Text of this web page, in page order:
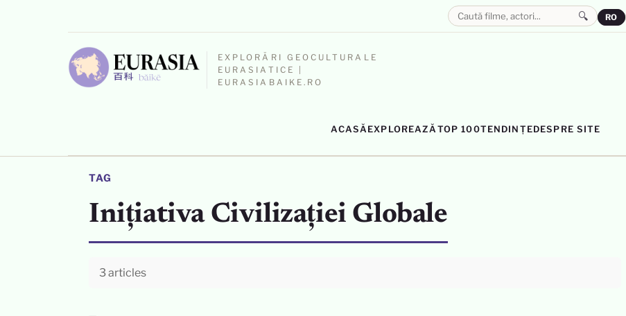
EXPLORĂRI GEOCULTURALE
EURASIATICE |
EURASIABAIKE.RO
ACASĂ EXPLOREAZĂ TOP 100TENDINȚEDESPRE SITE
🔍 RO
TAG
Inițiativa Civilizației Globale
3 articles